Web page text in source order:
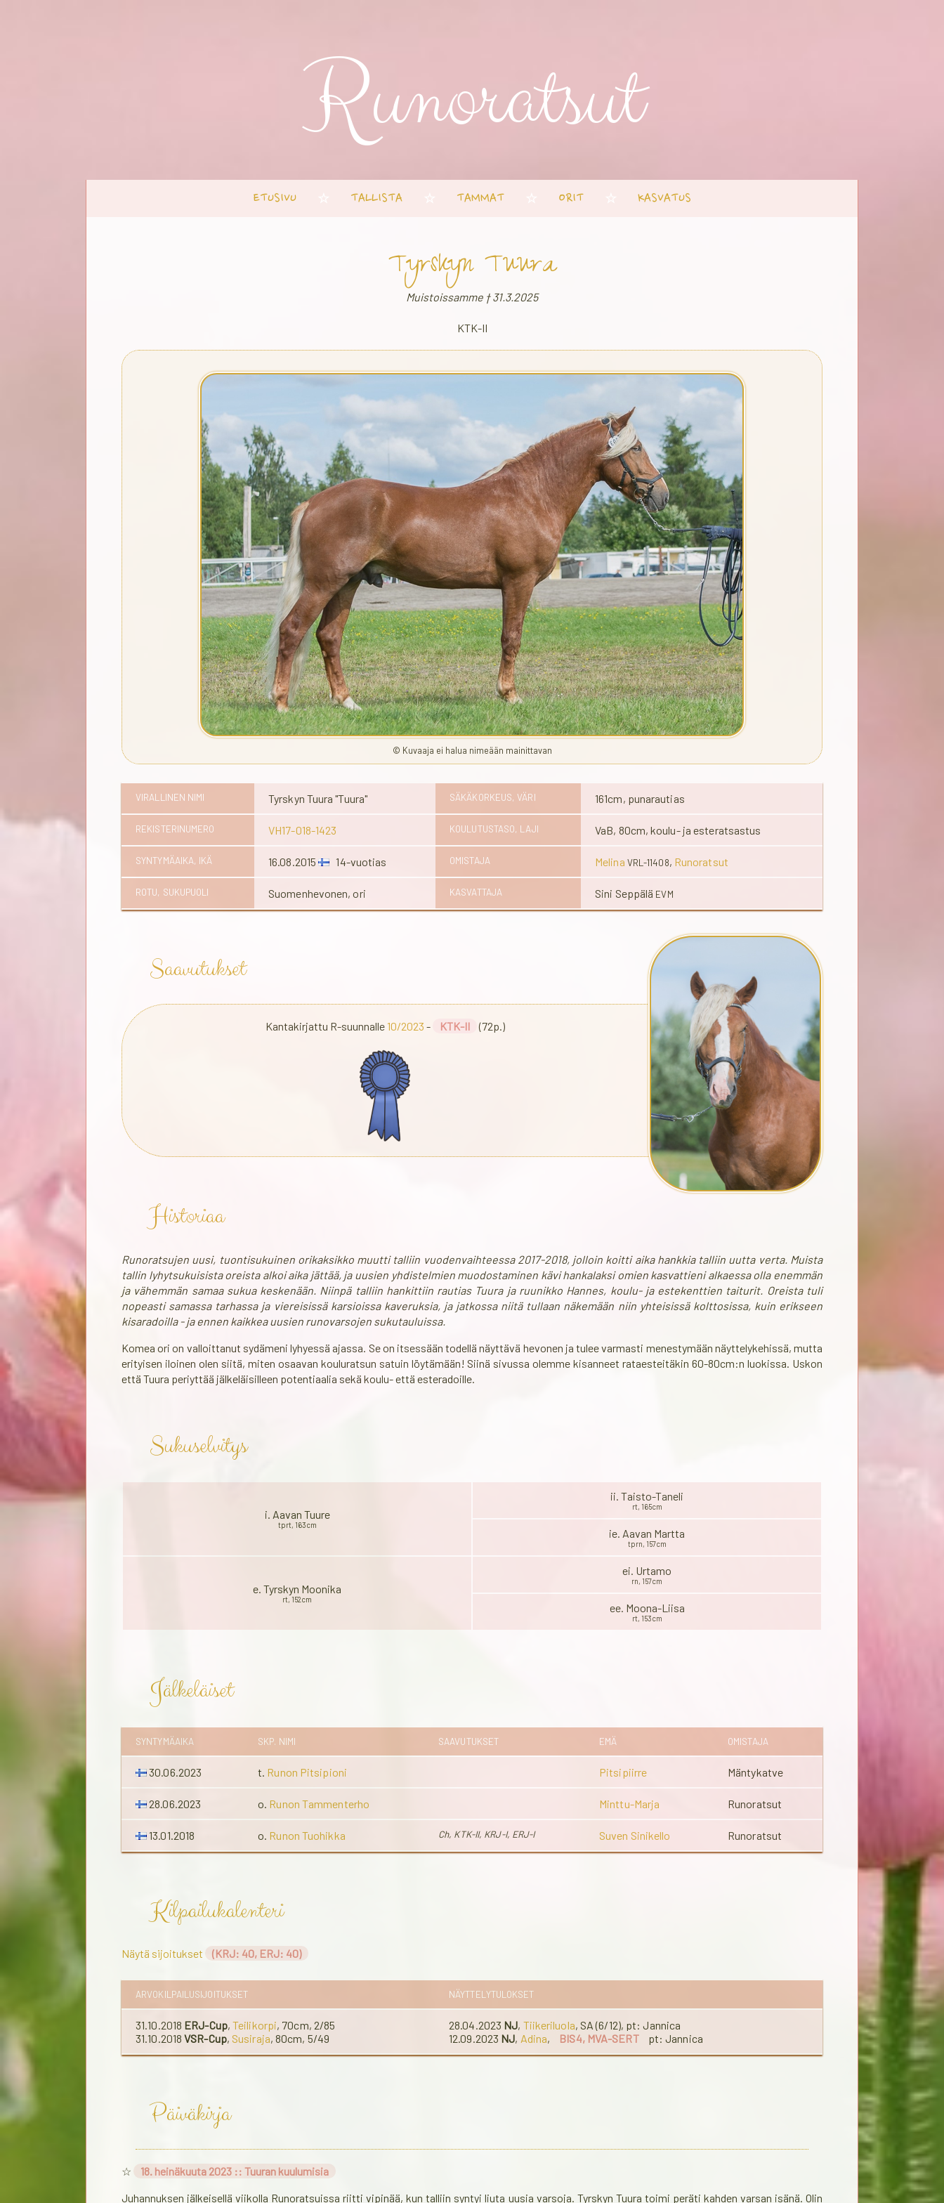
Runoratsut
ETUSIVU TALLISTA TAMMAT ORIT KASVATUS
Tyrskyn Tuura
Muistoissamme † 31.3.2025
KTK-II
© Kuvaaja ei halua nimeään mainittavan
VIRALLINEN NIMI Tyrskyn Tuura "Tuura" SÄKÄKORKEUS, VÄRI 161cm, punarautias
REKISTERINUMERO VH17-018-1423 KOULUTUSTASO, LAJI VaB, 80cm, koulu- ja esteratsastus
SYNTYMÄAIKA, IKÄ 16.08.2015 14-vuotias OMISTAJA Melina VRL-11408, Runoratsut
ROTU, SUKUPUOLI Suomenhevonen, ori KASVATTAJA Sini Seppälä EVM
Saavutukset
Kantakirjattu R-suunnalle10/2023 - KTK-II (72p.)
Historiaa
Runoratsujen uusi, tuontisukuinen orikaksikko muutti talliin vuodenvaihteessa 2017-2018, jolloin koitti aika hankkia talliin uutta verta. Muista
tallin lyhytsukuisista oreista alkoi aika jättää, ja uusien yhdistelmien muodostaminen kävi hankalaksi omien kasvattieni alkaessa olla enemmän
ja vähemmän samaa sukua keskenään. Niinpä talliin hankittiin rautias Tuura ja ruunikko Hannes, koulu- ja estekenttien taiturit. Oreista tuli
nopeasti samassa tarhassa ja viereisissä karsioissa kaveruksia, ja jatkossa niitä tullaan näkemään niin yhteisissä kolttosissa, kuin erikseen
kisaradoilla - ja ennen kaikkea uusien runovarsojen sukutauluissa.
Komea ori on valloittanut sydämeni lyhyessä ajassa. Se on itsessään todellä näyttävä hevonen ja tulee varmasti menestymään näyttelykehissä, mutta
erityisen iloinen olen siitä, miten osaavan kouluratsun satuin löytämään! Siinä sivussa olemme kisanneet rataesteitäkin 60-80cm:n luokissa. Uskon
että Tuura periyttää jälkeläisilleen potentiaalia sekä koulu- että esteradoille.
Sukuselvitys
i. Aavan Tuure
tprt, 163cm
ii. Taisto-Taneli
rt, 165cm
ie. Aavan Martta
tprn, 157cm
e. Tyrskyn Moonika
rt, 152cm
ei. Urtamo
rn, 157cm
ee. Moona-Liisa
rt, 153cm
Jälkeläiset
SYNTYMÄAIKA SKP. NIMI SAAVUTUKSET EMÄ OMISTAJA
30.06.2023 t. Runon Pitsipioni Pitsipiirre Mäntykatve
28.06.2023 o. Runon Tammenterho Minttu-Marja Runoratsut
13.01.2018 o. Runon Tuohikka Ch, KTK-II, KRJ-I, ERJ-I Suven Sinikello Runoratsut
Kilpailukalenteri
Näytä sijoitukset (KRJ: 40, ERJ: 40)
ARVOKILPAILUSIJOITUKSET NÄYTTELYTULOKSET
31.10.2018 ERJ-Cup,Teilikorpi, 70cm, 2/85
31.10.2018VSR-Cup, Susiraja, 80cm, 5/49
28.04.2023 NJ, Tiikeriluola, SA (6/12), pt: Jannica
12.09.2023 NJ, Adina, BIS4, MVA-SERT pt: Jannica
Päiväkirja
☆
18. heinäkuuta 2023 :: Tuuran kuulumisia
Juhannuksen jälkeisellä viikolla Runoratsuissa riitti vipinää, kun talliin syntyi liuta uusia varsoja. Tyrskyn Tuura toimi peräti kahden varsan isänä. Olin